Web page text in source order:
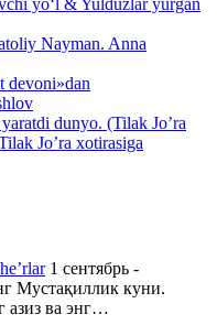
yo‘l & Yulduzlar yurgan
Nayman. Anna
devoni»dan
dunyo. (Tilak Jo’ra
Jo’ra xotirasiga
1 сентябрь -
Мустақиллик куни.
ва энг…